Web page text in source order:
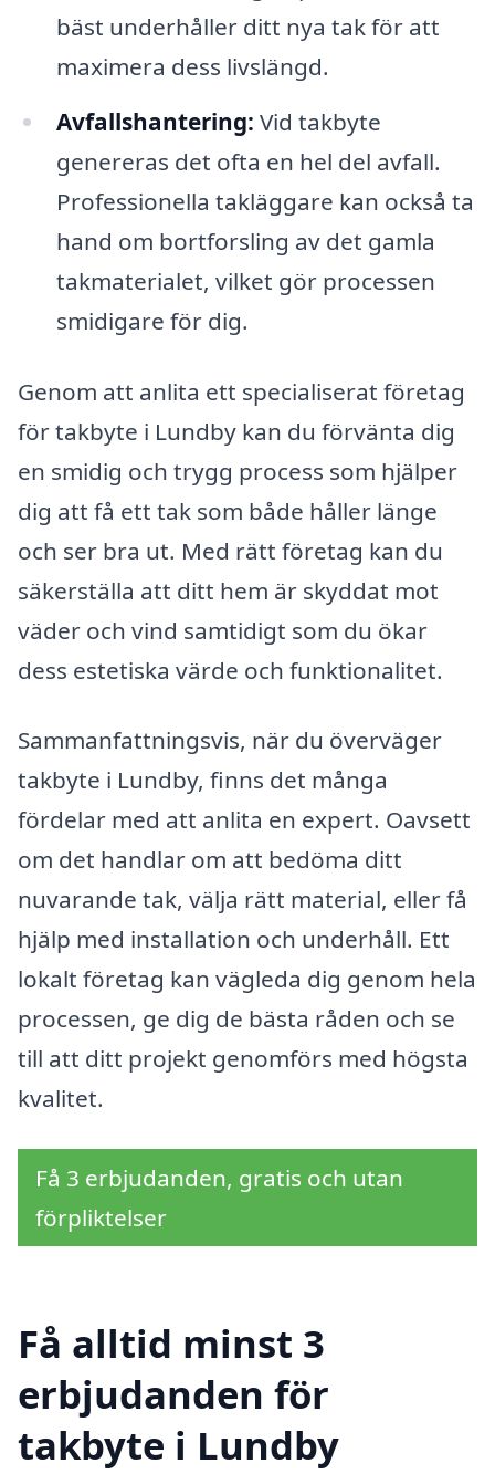
bäst underhåller ditt nya tak för att
maximera dess livslängd.
Avfallshantering: Vid takbyte
genereras det ofta en hel del avfall.
Professionella takläggare kan också ta
hand om bortforsling av det gamla
takmaterialet, vilket gör processen
smidigare för dig.
Genom att anlita ett specialiserat företag
för takbyte i Lundby kan du förvänta dig
en smidig och trygg process som hjälper
dig att få ett tak som både håller länge
och ser bra ut. Med rätt företag kan du
säkerställa att ditt hem är skyddat mot
väder och vind samtidigt som du ökar
dess estetiska värde och funktionalitet.
Sammanfattningsvis, när du överväger
takbyte i Lundby, finns det många
fördelar med att anlita en expert. Oavsett
om det handlar om att bedöma ditt
nuvarande tak, välja rätt material, eller få
hjälp med installation och underhåll. Ett
lokalt företag kan vägleda dig genom hela
processen, ge dig de bästa råden och se
till att ditt projekt genomförs med högsta
kvalitet.
Få 3 erbjudanden, gratis och utan
förpliktelser
Få alltid minst 3
erbjudanden för
takbyte i Lundby